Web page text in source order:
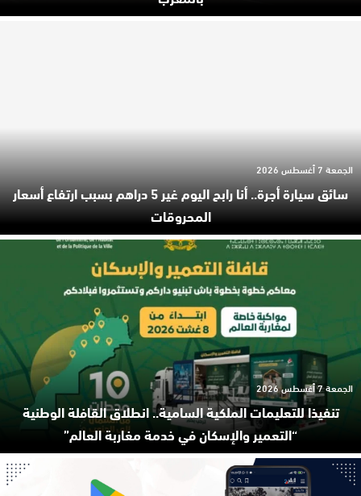
سائق سيارة أجرة.. أنا رابح اليوم غير 5 دراهم بسبب ارتفاع أسعار
المحروقات
الجمعة 7 أغسطس 2026
تنفيذا للتعليمات الملكية السامية.. انطلاق القافلة الوطنية
“التعمير والإسكان في خدمة مغاربة العالم”
الجمعة 7 أغسطس 2026